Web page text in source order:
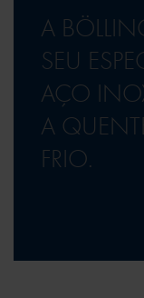
A
SEU
AÇO
A
FRIO.